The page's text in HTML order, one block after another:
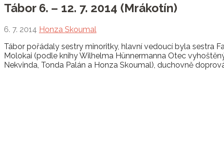
Tábor 6. – 12. 7. 2014 (Mrákotín)
6. 7. 2014 Honza Skoumal
Tábor pořádaly sestry minoritky, hlavní vedoucí byla sestra
Molokai (podle knihy Wilhelma Hünnermanna Otec
Nekvinda, Tonda Palán a Honza Skoumal), duchovně